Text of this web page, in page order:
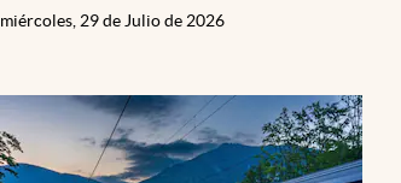
miércoles, 29 de Julio de 2026